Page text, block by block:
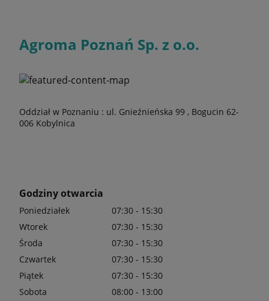
Agroma Poznań Sp. z o.o.
Oddział w Poznaniu : ul. Gnieźnieńska 99 , Bogucin 62-
006 Kobylnica
Godziny otwarcia
Poniedziałek
07:30 - 15:30
Wtorek
07:30 - 15:30
Środa
07:30 - 15:30
Czwartek
07:30 - 15:30
Piątek
07:30 - 15:30
Sobota
08:00 - 13:00